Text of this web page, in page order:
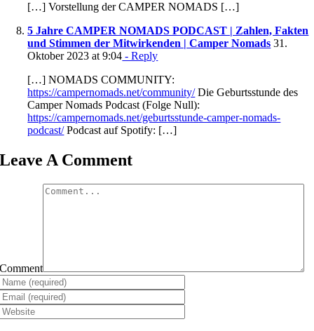
[…] Vorstellung der CAMPER NOMADS […]
5 Jahre CAMPER NOMADS PODCAST | Zahlen, Fakten
und Stimmen der Mitwirkenden | Camper Nomads 31.
Oktober 2023 at 9:04 - Reply
[…] NOMADS COMMUNITY:
https://campernomads.net/community/Die Geburtsstunde des
Camper Nomads Podcast (Folge Null):
https://campernomads.net/geburtsstunde-camper-nomads-
podcast/Podcast auf Spotify: […]
Leave A Comment
Comment